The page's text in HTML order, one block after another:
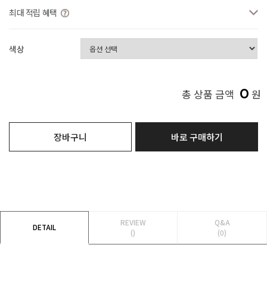
최대 적립 혜택
색상
총 상품 금액 0 원
장바구니 바로 구매하기
DETAIL
REVIEW
()
Q&A
(0)